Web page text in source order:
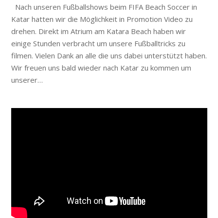
Nach unseren Fußballshows beim FIFA Beach Soccer in
Katar hatten wir die Möglichkeit in Promotion Video zu
drehen. Direkt im Atrium am Katara Beach haben wir
einige Stunden verbracht um unsere Fußballtricks zu
filmen. Vielen Dank an alle die uns dabei unterstützt haben.
Wir freuen uns bald wieder nach Katar zu kommen um
unserer…